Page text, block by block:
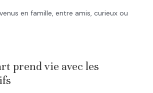
en famille, entre amis, curieux ou
prend vie avec les